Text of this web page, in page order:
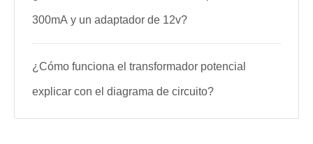
300mA y un adaptador de 12v?
¿Cómo funciona el transformador potencial
explicar con el diagrama de circuito?